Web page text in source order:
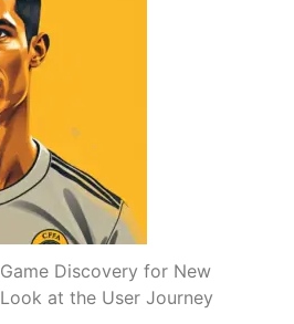
Discovery for New
at the User Journey